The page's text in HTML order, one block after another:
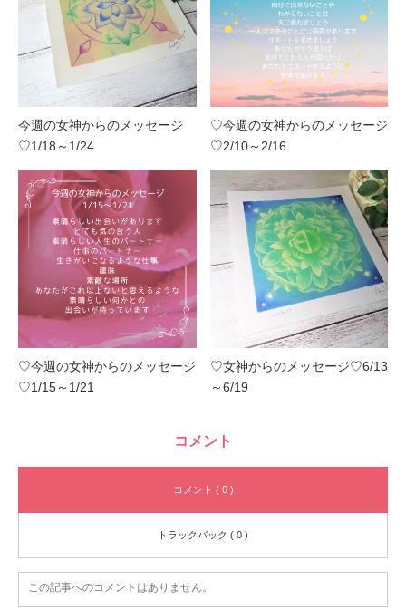
今週の女神からのメッセージ
♡1/18～1/24
♡今週の女神からのメッセージ
♡2/10～2/16
♡今週の女神からのメッセージ
♡1/15～1/21
♡女神からのメッセージ♡6/13
～6/19
コメント
コメント ( 0 )
トラックバック ( 0 )
この記事へのコメントはありません。